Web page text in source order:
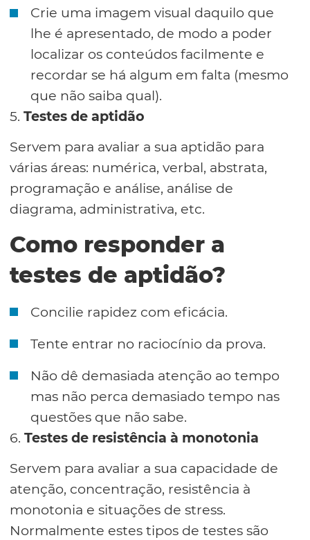
Crie uma imagem visual daquilo que
lhe é apresentado, de modo a poder
localizar os conteúdos facilmente e
recordar se há algum em falta (mesmo
que não saiba qual).
5. Testes de aptidão
Servem para avaliar a sua aptidão para
várias áreas: numérica, verbal, abstrata,
programação e análise, análise de
diagrama, administrativa, etc.
Como responder a
testes de aptidão?
Concilie rapidez com eficácia.
Tente entrar no raciocínio da prova.
Não dê demasiada atenção ao tempo
mas não perca demasiado tempo nas
questões que não sabe.
6. Testes de resistência à monotonia
Servem para avaliar a sua capacidade de
atenção, concentração, resistência à
monotonia e situações de stress.
Normalmente estes tipos de testes são